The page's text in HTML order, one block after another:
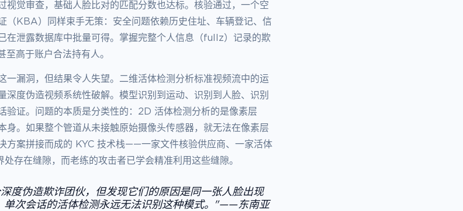
视觉审查，基础人脸比对的匹配分数也达标。核验通过，一个空
（KBA）同样束手无策：安全问题依赖历史住址、车辆登记、信
在泄露数据库中批量可得。掌握完整个人信息（fullz）记录的欺
高于账户合法持有人。
一漏洞，但结果令人失望。二维活体检测分析标准视频流中的运
深度伪造视频系统性破解。模型识别到运动、识别到人脸、识别
验证。问题的本质是分类性的：2D 活体检测分析的是像素层
身。如果整个管道从未接触原始摄像头传感器，就无法在像素层
方案拼接而成的 KYC 技术栈——一家文件核验供应商、一家活体
存在缝隙，而老练的攻击者已学会精准利用这些缝隙。
度伪造欺诈团伙，但发现它们的原因是同一张人脸出现
单次会话的活体检测永远无法识别这种模式。"——东南亚